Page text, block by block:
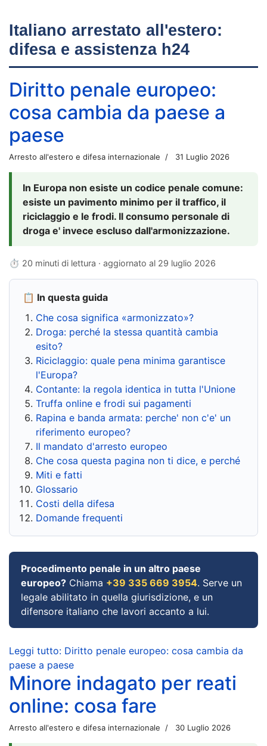
Italiano arrestato all'estero:
difesa e assistenza h24
Diritto penale europeo:
cosa cambia da paese a
paese
Arresto all'estero e difesa internazionale 31 Luglio 2026
In Europa non esiste un codice penale comune:
esiste un pavimento minimo per il traffico, il
riciclaggio e le frodi. Il consumo personale di
droga e' invece escluso dall'armonizzazione.
⏱ 20 minuti di lettura · aggiornato al 29 luglio 2026
📋 In questa guida
Che cosa significa «armonizzato»?
Droga: perché la stessa quantità cambia
esito?
Riciclaggio: quale pena minima garantisce
l'Europa?
Contante: la regola identica in tutta l'Unione
Truffa online e frodi sui pagamenti
Rapina e banda armata: perche' non c'e' un
riferimento europeo?
Il mandato d'arresto europeo
Che cosa questa pagina non ti dice, e perché
Miti e fatti
Glossario
Costi della difesa
Domande frequenti
Procedimento penale in un altro paese
europeo? Chiama +39 335 669 3954. Serve un
legale abilitato in quella giurisdizione, e un
difensore italiano che lavori accanto a lui.
Leggi tutto: Diritto penale europeo: cosa cambia da
paese a paese
Minore indagato per reati
online: cosa fare
Arresto all'estero e difesa internazionale 30 Luglio 2026